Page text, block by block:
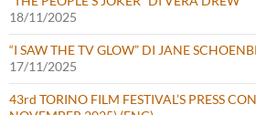
18/11/2025
“I SAW THE TV GLOW” DI JANE
17/11/2025
43rd TORINO FILM FESTIVAL’S PRESS